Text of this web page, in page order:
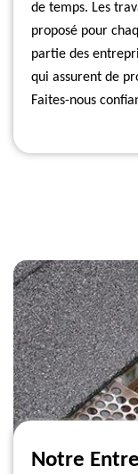
de temps. Les
proposé pour
partie des
qui assurent de
Faites-nous
Notre